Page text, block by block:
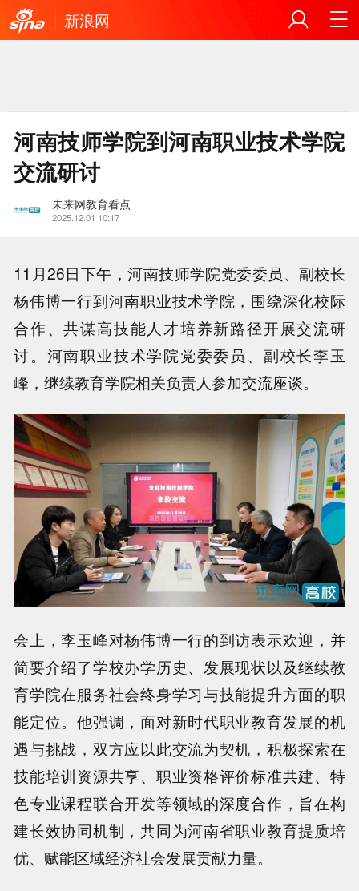
新浪网
河南技师学院到河南职业技术学院
交流研讨
未来网教育看点
2025.12.01 10:17
11月26日下午，河南技师学院党委委员、副校长
杨伟博一行到河南职业技术学院，围绕深化校际
合作、共谋高技能人才培养新路径开展交流研
讨。河南职业技术学院党委委员、副校长李玉
峰，继续教育学院相关负责人参加交流座谈。
会上，李玉峰对杨伟博一行的到访表示欢迎，并
简要介绍了学校办学历史、发展现状以及继续教
育学院在服务社会终身学习与技能提升方面的职
能定位。他强调，面对新时代职业教育发展的机
遇与挑战，双方应以此交流为契机，积极探索在
技能培训资源共享、职业资格评价标准共建、特
色专业课程联合开发等领域的深度合作，旨在构
建长效协同机制，共同为河南省职业教育提质培
优、赋能区域经济社会发展贡献力量。